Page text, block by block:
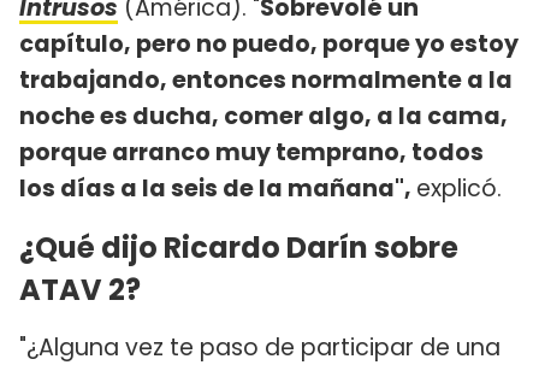
Intrusos (América). "Sobrevolé un
capítulo, pero no puedo, porque yo estoy
trabajando, entonces normalmente a la
noche es ducha, comer algo, a la cama,
porque arranco muy temprano, todos
los días a la seis de la mañana", explicó.
¿Qué dijo Ricardo Darín sobre
ATAV 2?
"¿Alguna vez te paso de participar de una